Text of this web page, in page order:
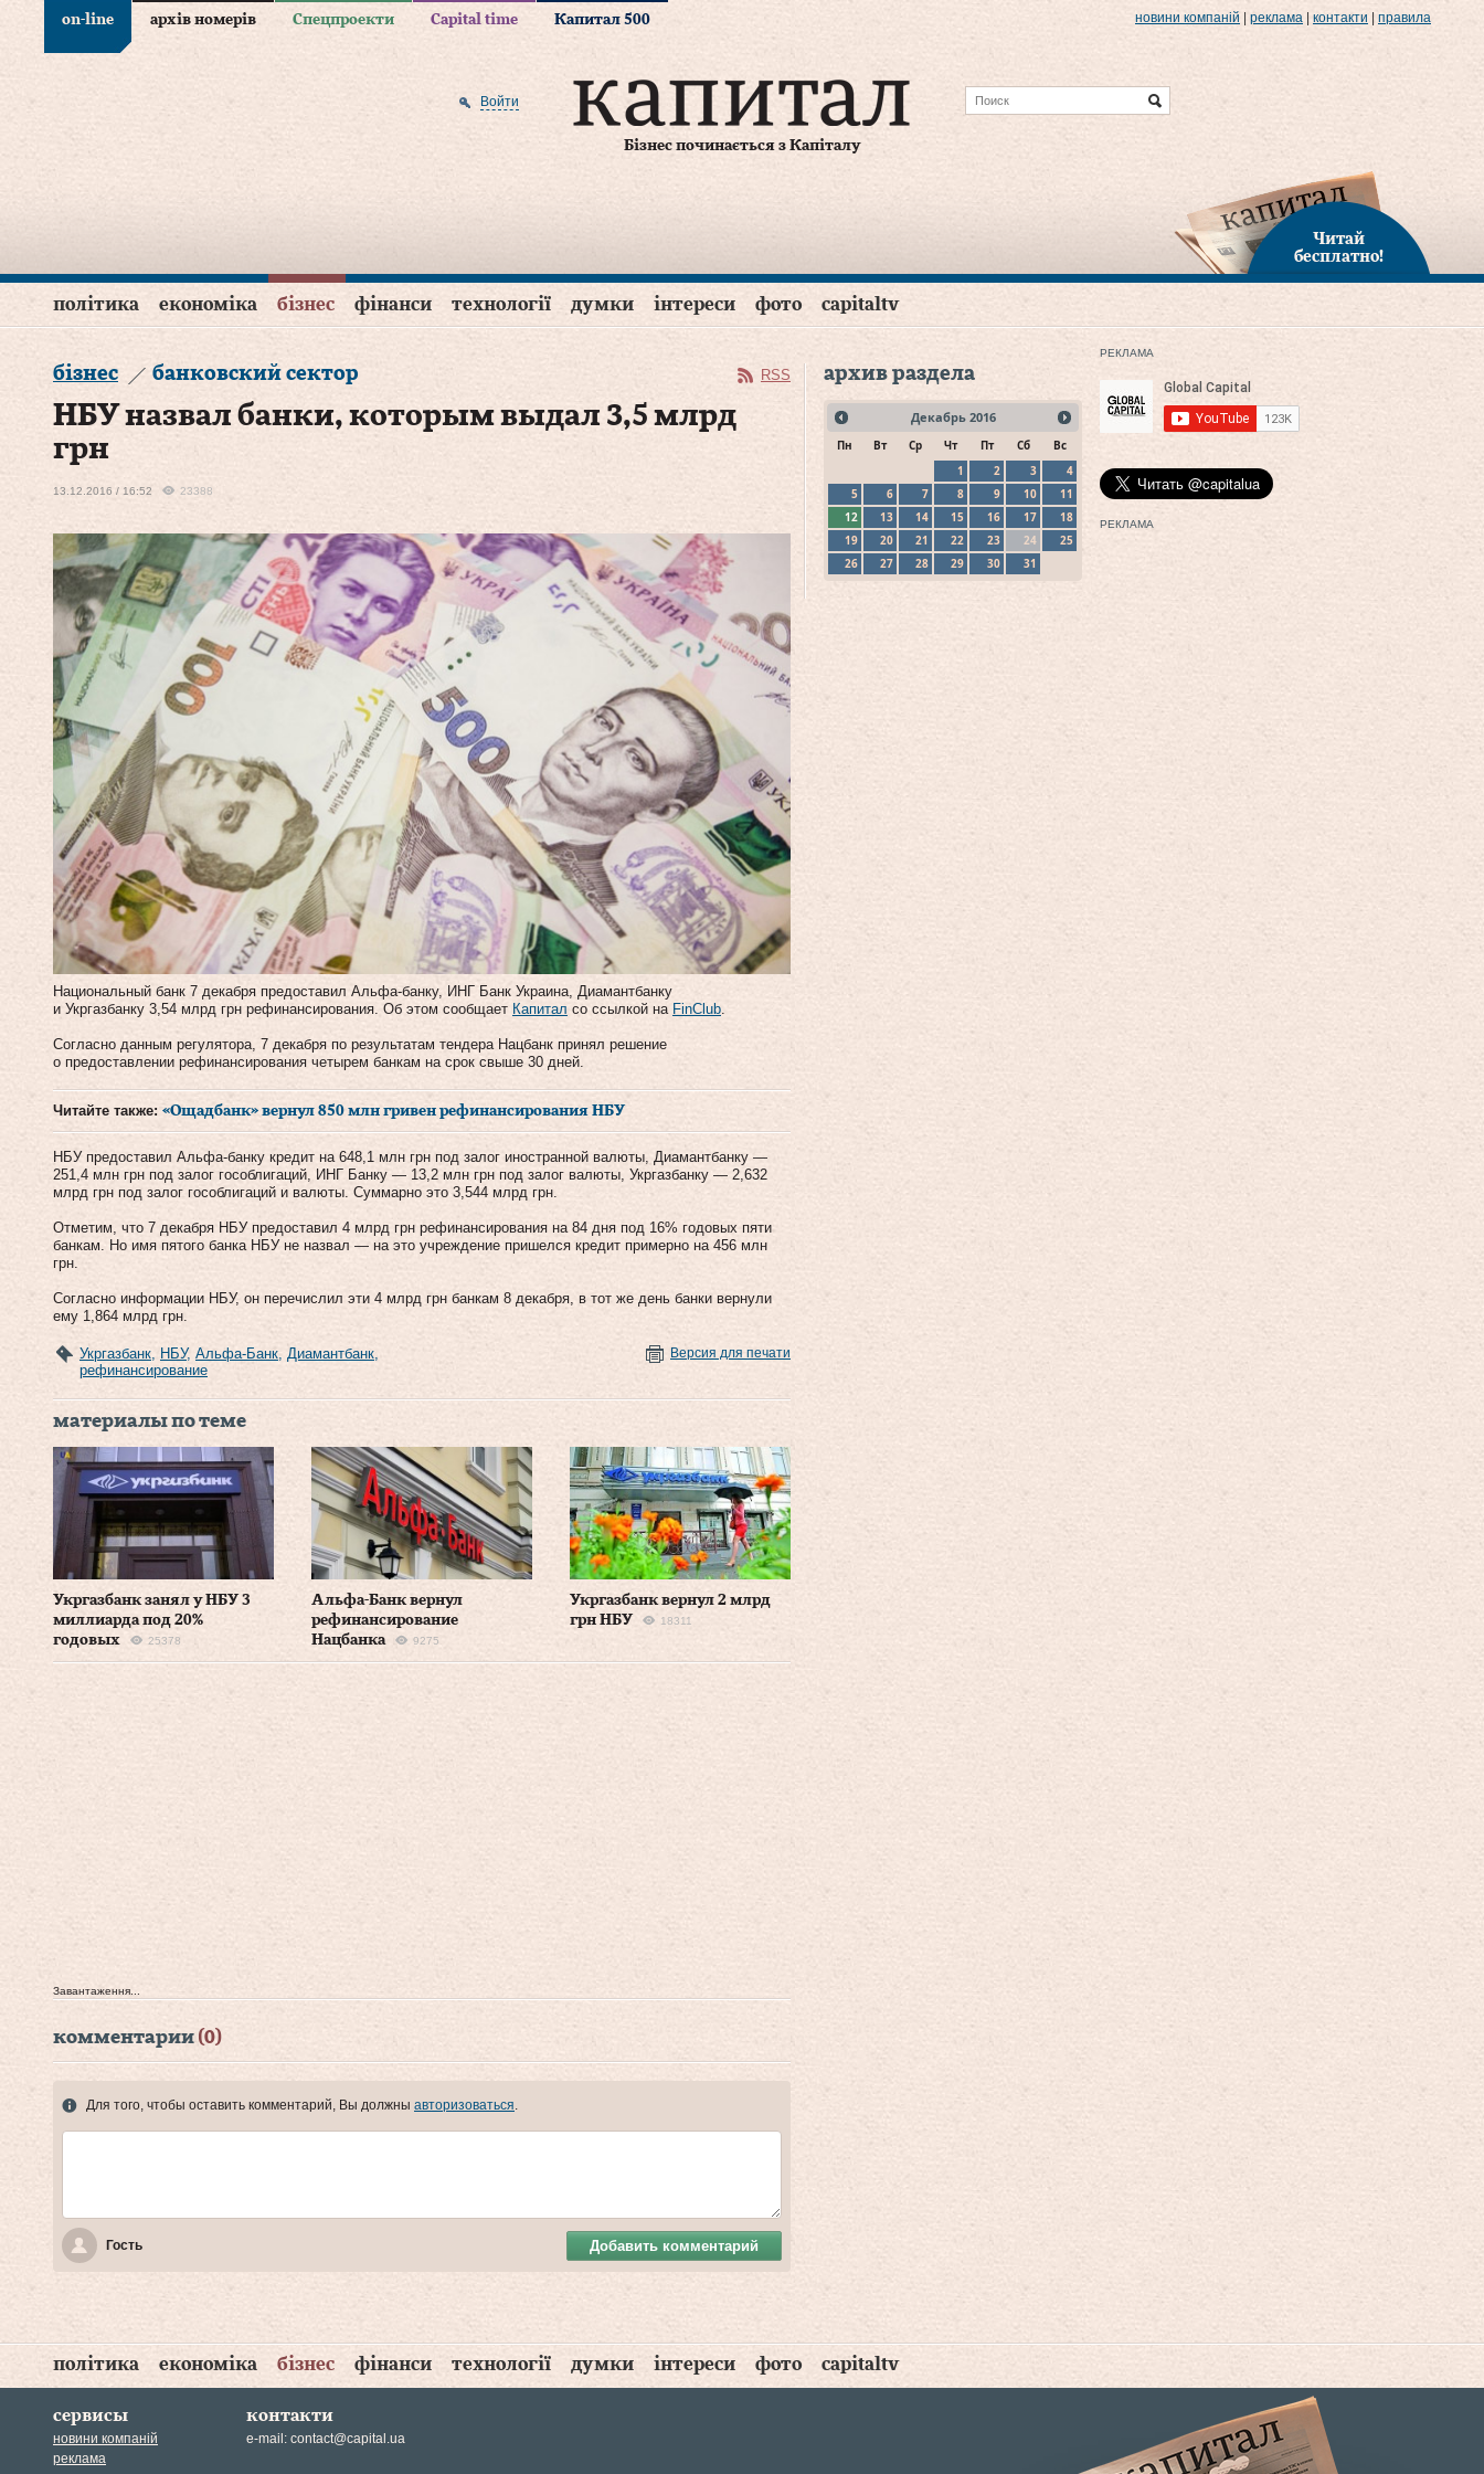
on-line архів номерів Спецпроекти Capital time Капитал 500 новини компаній реклама контакти правила
Бізнес починається з Капіталу
Войти
Читай
бесплатно!
політика економіка бізнес фінанси технології думки інтереси фото capitaltv
бізнес банковский сектор RSS
НБУ назвал банки, которым выдал 3,5 млрд
грн
13.12.2016 / 16:52 23388
Национальный банк 7 декабря предоставил Альфа-банку, ИНГ Банк Украина, Диамантбанку
и Укргазбанку 3,54 млрд грн рефинансирования. Об этом сообщает Капитал со ссылкой на FinClub
Согласно данным регулятора, 7 декабря по результатам тендера Нацбанк принял решение
о предоставлении рефинансирования четырем банкам на срок свыше 30 дней.
Читайте также: «Ощадбанк» вернул 850 млн гривен рефинансирования НБУ
НБУ предоставил Альфа-банку кредит на 648,1 млн грн под залог иностранной валюты, Диамантбанку —
251,4 млн грн под залог гособлигаций, ИНГ Банку — 13,2 млн грн под залог валюты, Укргазбанку — 2,632
млрд грн под залог гособлигаций и валюты. Суммарно это 3,544 млрд грн.
Отметим, что 7 декабря НБУ предоставил 4 млрд грн рефинансирования на 84 дня под 16% годовых пяти
банкам. Но имя пятого банка НБУ не назвал — на это учреждение пришелся кредит примерно на 456 млн
грн.
Согласно информации НБУ, он перечислил эти 4 млрд грн банкам 8 декабря, в тот же день банки вернули
ему 1,864 млрд грн.
Укргазбанк НБУ, Альфа-Банк Диамантбанк
рефинансирование
Версия для печати
материалы по теме
Укргазбанк занял у НБУ 3
миллиарда под 20%
годовых
25378
Альфа-Банк вернул
рефинансирование
Нацбанка
9275
Укргазбанк вернул 2 млрд
грн НБУ
18311
Завантаження...
комментарии (0)
Для того, чтобы оставить комментарий, Вы должны авторизоваться
Гость Добавить комментарий
архив раздела
Декабрь 2016
Пн Вт Ср Чт Пт Сб
Вс
1
2 3
4
5
6 7 8 9 10
11
12
13 14 15 16 17
18
19
20 21 22 23 24
25
26
27 28 29 30 31
РЕКЛАМА
РЕКЛАМА
політика економіка бізнес фінанси технології думки інтереси фото capitaltv
сервисы
новини компаній
реклама
контакти
e-mail: contact@capital.ua